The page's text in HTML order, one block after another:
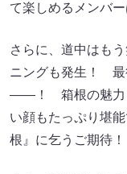
て楽しめるメンバ
さらに、道中はも
ニングも発生！ 最
――！ 箱根の魅力
い顔もたっぷり堪
根』に乞うご期待！